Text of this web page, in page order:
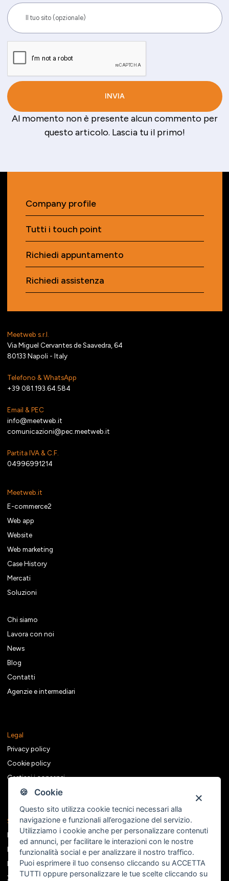
🍪 Cookie
Questo sito utilizza cookie tecnici necessari alla
navigazione e funzionali all’erogazione del servizio.
Utilizziamo i cookie anche per personalizzare contenuti
ed annunci, per facilitare le interazioni con le nostre
funzionalità social e per analizzare il nostro traffico.
Puoi esprimere il tuo consenso cliccando su ACCETTA
TUTTI oppure personalizzare le tue scelte cliccando su
Al momento non è presente alcun commento per
questo articolo. Lascia tu il primo!
Meetweb s.r.l.
Via Miguel Cervantes de Saavedra, 64
80133 Napoli - Italy
Telefono & WhatsApp
+39 081.193.64.584
Email & PEC
info@meetweb.it
comunicazioni@pec.meetweb.it
Partita IVA & C.F.
04996991214
Meetweb.it
E-commerce2
Web app
Website
Web marketing
Case History
Mercati
Soluzioni
Chi siamo
Lavora con noi
News
Blog
Contatti
Agenzie e intermediari
Legal
Privacy policy
Cookie policy
Gestisci i consensi
Seguici sui social
Facebook
Instagram
Linkedin
X
Company profile
Tutti i touch point
Richiedi appuntamento
Richiedi assistenza